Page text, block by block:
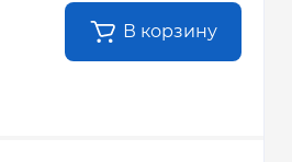
В корзину